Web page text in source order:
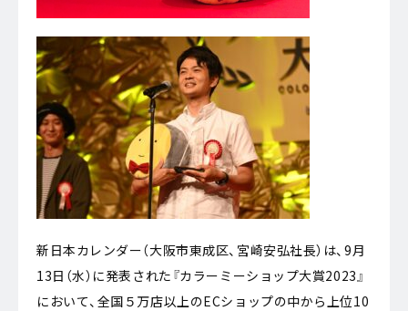
新日本カレンダー（大阪市東成区、宮崎安弘社長）は、9月
13日（水）に発表された『カラーミーショップ大賞2023』
において、全国５万店以上のECショップの中から上位10